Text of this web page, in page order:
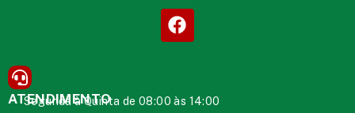
ATENDIMENTO
Segunda à Quinta de 08:00 às 14:00